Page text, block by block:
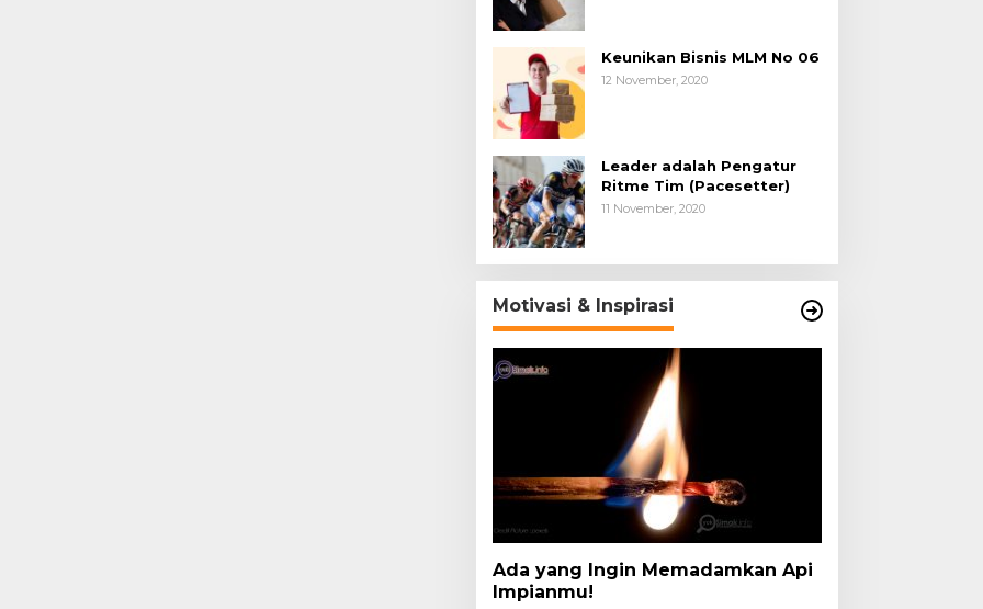
Keunikan Bisnis MLM No 06
12 November, 2020
Leader adalah Pengatur
Ritme Tim (Pacesetter)
11 November, 2020
Motivasi & Inspirasi
Ada yang Ingin Memadamkan Api
Impianmu!